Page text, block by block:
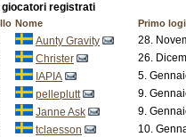
giocatori registrati
Nome Primo
Aunty Gravity
28.
Christer
26.
IAPIA
5.
pelleplutt
9.
Janne Ask
9.
tclaesson
10.